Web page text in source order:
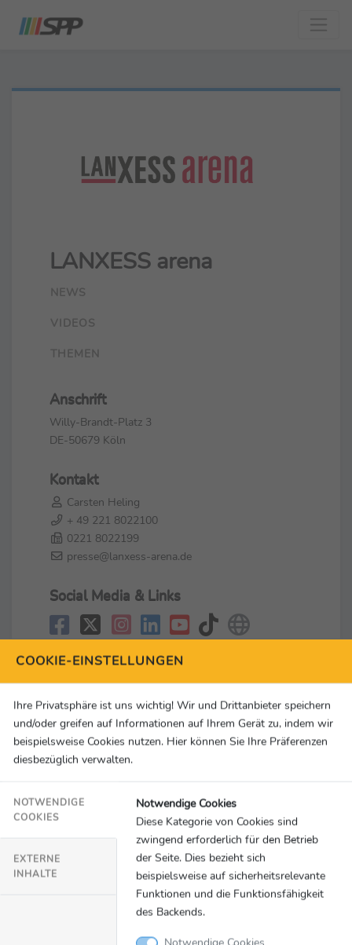
LANXESS arena
NEWS
VIDEOS
THEMEN
Anschrift
Willy-Brandt-Platz 3
DE-50679 Köln
Kontakt
Carsten Heling
+ 49 221 8022100
0221 8022199
presse@lanxess-arena.de
Social Media & Links
AKTUELLE
MELDUNGEN -
EXTREMSPORT
2 Meldungen
09.07.2021
2022 ist es endlich soweit - Die Night of
Freestyle zum ersten Mal in Köln!
Die "Night of Freestyle" muss aufgrund der anhaltenden
Corona-Pandemie in das Jahr 2022 verschoben werden.
COOKIE-EINSTELLUNGEN
Ihre Privatsphäre ist uns wichtig! Wir und Drittanbieter speichern
und/oder greifen auf Informationen auf Ihrem Gerät zu, indem wir
beispielsweise Cookies nutzen. Hier können Sie Ihre Präferenzen
diesbezüglich verwalten.
NOTWENDIGE
COOKIES
EXTERNE
INHALTE
Notwendige Cookies
Diese Kategorie von Cookies sind
zwingend erforderlich für den Betrieb
der Seite. Dies bezieht sich
beispielsweise auf sicherheitsrelevante
Funktionen und die Funktionsfähigkeit
des Backends.